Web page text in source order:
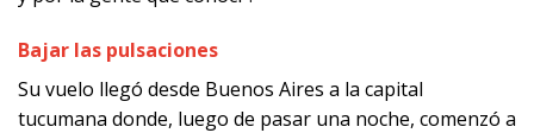
Bajar las pulsaciones
Su vuelo llegó desde Buenos Aires a la capital
tucumana donde, luego de pasar una noche, comenzó a